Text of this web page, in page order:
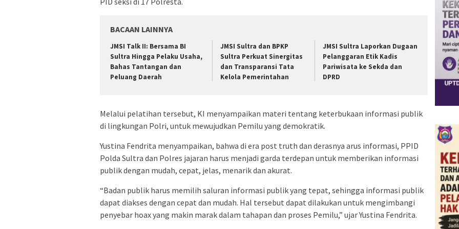
BACAAN LAINNYA
JMSI Talk II: Bersama BI
Sultra Hingga Pelaku Usaha,
Bahas Tantangan dan
Peluang Daerah
JMSI Sultra dan BPKP
Sultra Perkuat Sinergitas
dan Transparansi Tata
Kelola Pemerintahan
JMSI Sultra Laporkan Dugaan
Pelanggaran Etik Kadis
Pariwisata ke Sekda dan
DPRD
Melalui pelatihan tersebut, KI menyampaikan materi tentang keterbukaan informasi publik
di lingkungan Polri, untuk mewujudkan Pemilu yang demokratik.
Yustina Fendrita menyampaikan, bahwa di era post truth dan derasnya arus informasi, PPID
Polda Sultra dan Polres jajaran harus menjadi garda terdepan untuk memberikan informasi
publik dengan mudah, cepat, jelas, menarik dan akurat.
“Badan publik harus memilih saluran informasi publik yang tepat, sehingga informasi publik
dapat diakses dengan cepat dan mudah. Hal tersebut dapat dilakukan untuk mengimbangi
penyebar hoax yang makin marak dalam tahapan dan proses Pemilu,” ujar Yustina Fendrita.